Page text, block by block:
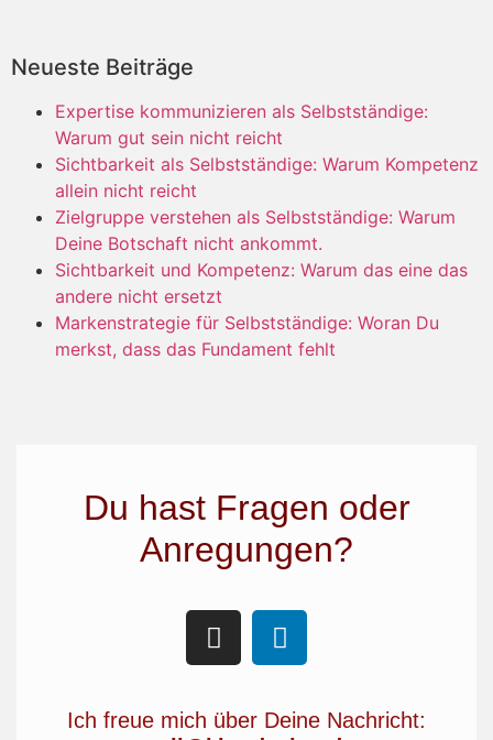
Neueste Beiträge
Expertise kommunizieren als Selbstständige:
Warum gut sein nicht reicht
Sichtbarkeit als Selbstständige: Warum Kompetenz
allein nicht reicht
Zielgruppe verstehen als Selbstständige: Warum
Deine Botschaft nicht ankommt.
Sichtbarkeit und Kompetenz: Warum das eine das
andere nicht ersetzt
Markenstrategie für Selbstständige: Woran Du
merkst, dass das Fundament fehlt
Du hast Fragen oder
Anregungen?
Ich freue mich über Deine Nachricht: